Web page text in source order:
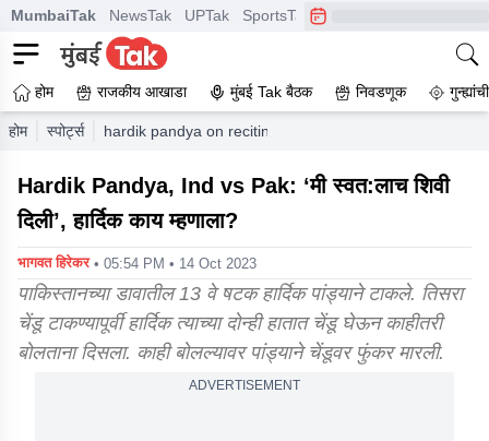
MumbaiTak NewsTak UPTak SportsTak CrimeTak
होम राजकीय आखाडा मुंबई Tak बैठक निवडणूक
होम स्पोर्ट्स hardik pandya on reciting mantra in india vs pakistan
Hardik Pandya, Ind vs Pak: ‘मी स्वत:लाच शिवी
दिली’, हार्दिक काय म्हणाला?
भागवत हिरेकर • 05:54 PM • 14 Oct 2023
पाकिस्तानच्या डावातील 13 वे षटक हार्दिक पांड्याने टाकले. तिसरा
चेंडू टाकण्यापूर्वी हार्दिक त्याच्या दोन्ही हातात चेंडू घेऊन काहीतरी
बोलताना दिसला. काही बोलल्यावर पांड्याने चेंडूवर फुंकर मारली.
ADVERTISEMENT